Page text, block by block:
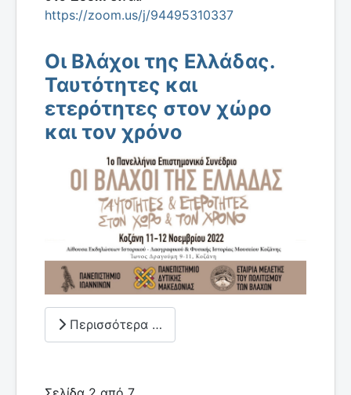
https://zoom.us/j/94495310337
Οι Βλάχοι της Ελλάδας.
Ταυτότητες και
ετερότητες στον χώρο
και τον χρόνο
Περισσότερα …